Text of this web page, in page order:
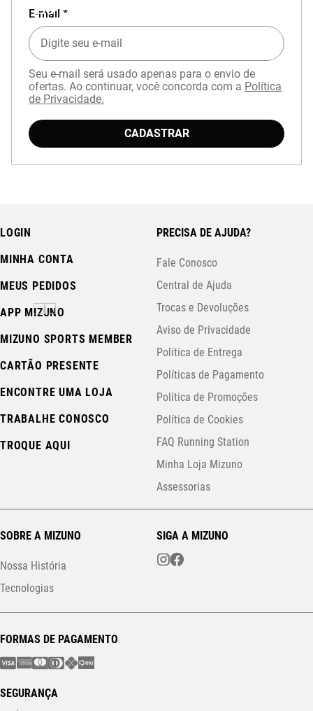
EXPERIÊNCIA MIZUNO NO APP
Baixe o aplicativo Mizuno e garanta15% OFF
E-mail *
Seu e-mail será usado apenas para o envio de
ofertas. Ao continuar, você concorda com a Política
de Privacidade.
CADASTRAR
LOGIN
MINHA CONTA
MEUS PEDIDOS
APP MIZUNO
MIZUNO SPORTS MEMBER
CARTÃO PRESENTE
ENCONTRE UMA LOJA
TRABALHE CONOSCO
TROQUE AQUI
PRECISA DE AJUDA?
Fale Conosco
Central de Ajuda
Trocas e Devoluções
Aviso de Privacidade
Política de Entrega
Políticas de Pagamento
Política de Promoções
Política de Cookies
FAQ Running Station
Minha Loja Mizuno
Assessorias
SOBRE A MIZUNO
Nossa História
Tecnologias
SIGA A MIZUNO
FORMAS DE PAGAMENTO
SEGURANÇA